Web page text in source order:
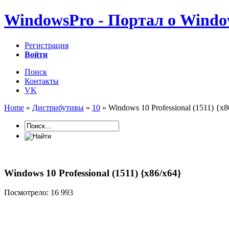
WindowsPro - Портал о
Регистрация
Войти
Поиск
Контакты
VK
Home » Дистрибутивы » 10 » Windows 10 Professional (1511)
Windows 10 Professional (1511) {x86/x64}
Посмотрело: 16 993